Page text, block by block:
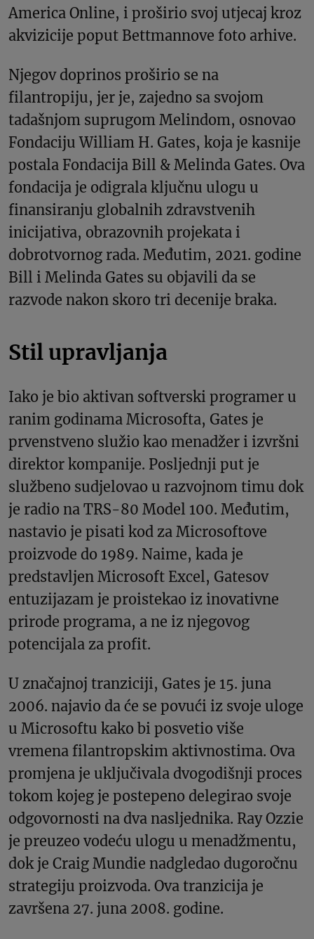
America Online, i proširio svoj utjecaj kroz
akvizicije poput Bettmannove foto arhive.
Njegov doprinos proširio se na
filantropiju, jer je, zajedno sa svojom
tadašnjom suprugom Melindom, osnovao
Fondaciju William H. Gates, koja je kasnije
postala Fondacija Bill & Melinda Gates. Ova
fondacija je odigrala ključnu ulogu u
finansiranju globalnih zdravstvenih
inicijativa, obrazovnih projekata i
dobrotvornog rada. Međutim, 2021. godine
Bill i Melinda Gates su objavili da se
razvode nakon skoro tri decenije braka.
Stil upravljanja
Iako je bio aktivan softverski programer u
ranim godinama Microsofta, Gates je
prvenstveno služio kao menadžer i izvršni
direktor kompanije. Posljednji put je
službeno sudjelovao u razvojnom timu dok
je radio na TRS-80 Model 100. Međutim,
nastavio je pisati kod za Microsoftove
proizvode do 1989. Naime, kada je
predstavljen Microsoft Excel, Gatesov
entuzijazam je proistekao iz inovativne
prirode programa, a ne iz njegovog
potencijala za profit.
U značajnoj tranziciji, Gates je 15. juna
2006. najavio da će se povući iz svoje uloge
u Microsoftu kako bi posvetio više
vremena filantropskim aktivnostima. Ova
promjena je uključivala dvogodišnji proces
tokom kojeg je postepeno delegirao svoje
odgovornosti na dva nasljednika. Ray Ozzie
je preuzeo vodeću ulogu u menadžmentu,
dok je Craig Mundie nadgledao dugoročnu
strategiju proizvoda. Ova tranzicija je
završena 27. juna 2008. godine.